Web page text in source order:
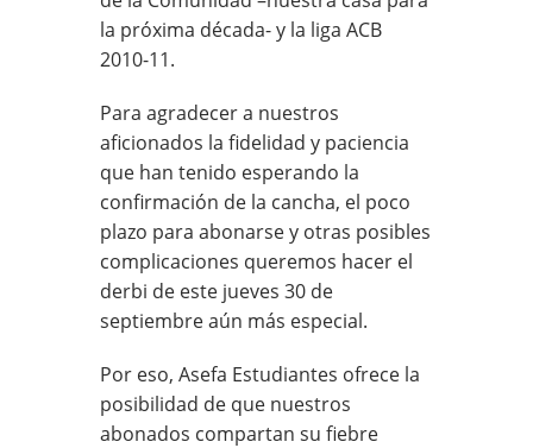
la próxima década- y la liga ACB
2010-11.
Para agradecer a nuestros
aficionados la fidelidad y paciencia
que han tenido esperando la
confirmación de la cancha, el poco
plazo para abonarse y otras posibles
complicaciones queremos hacer el
derbi de este jueves 30 de
septiembre aún más especial.
Por eso, Asefa Estudiantes ofrece la
posibilidad de que nuestros
abonados compartan su fiebre